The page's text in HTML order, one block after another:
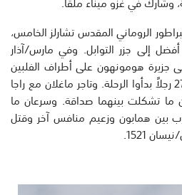
الإمبراطور الروماني المقدس تشارلز الخامس،
إلى جزر التوابل. وفي مارس/آذار
جزيرة هومونهون على أطراف الفلبين
بأقل من 150 رجلاً من أصل 270 رجلاً بدأوا الرحلة. وتاجر ماغلان مع راجا
ما تشكلت بينهما صداقة. وسرعان ما
بين همابون وزعيم منافس آخر وقتل